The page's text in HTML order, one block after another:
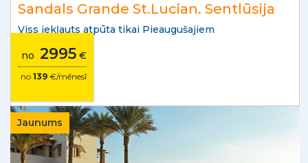
Sandals Grande St.Lucian. Sentlūsija
Viss iekļauts atpūta tikai Pieaugušajiem
no 2995 €
no 139 €/mēnesī
Jaunums